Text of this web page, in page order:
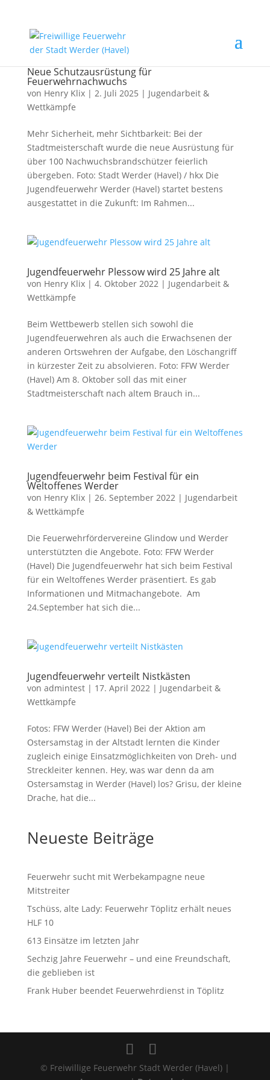
Neue Schutzausrüstung für
Feuerwehrnachwuchs
von Henry Klix| 2. Juli 2025 | Jugendarbeit &
Wettkämpfe
Mehr Sicherheit, mehr Sichtbarkeit: Bei der
Stadtmeisterschaft wurde die neue Ausrüstung für
über 100 Nachwuchsbrandschützer feierlich
übergeben. Foto: Stadt Werder (Havel) / hkx Die
Jugendfeuerwehr Werder (Havel) startet bestens
ausgestattet in die Zukunft: Im Rahmen...
Jugendfeuerwehr Plessow wird 25 Jahre alt
von Henry Klix| 4. Oktober 2022| Jugendarbeit &
Wettkämpfe
Beim Wettbewerb stellen sich sowohl die
Jugendfeuerwehren als auch die Erwachsenen der
anderen Ortswehren der Aufgabe, den Löschangriff
in kürzester Zeit zu absolvieren. Foto: FFW Werder
(Havel) Am 8. Oktober soll das mit einer
Stadtmeisterschaft nach altem Brauch in...
Jugendfeuerwehr beim Festival für ein
Weltoffenes Werder
von Henry Klix| 26. September 2022| Jugendarbeit
& Wettkämpfe
Die Feuerwehrfördervereine Glindow und Werder
unterstützten die Angebote. Foto: FFW Werder
(Havel) Die Jugendfeuerwehr hat sich beim Festival
für ein Weltoffenes Werder präsentiert. Es gab
Informationen und Mitmachangebote. Am
24.September hat sich die...
Jugendfeuerwehr verteilt Nistkästen
von admintest| 17. April 2022| Jugendarbeit &
Wettkämpfe
Fotos: FFW Werder (Havel) Bei der Aktion am
Ostersamstag in der Altstadt lernten die Kinder
zugleich einige Einsatzmöglichkeiten von Dreh- und
Streckleiter kennen. Hey, was war denn da am
Ostersamstag in Werder (Havel) los? Grisu, der kleine
Drache, hat die...
Neueste Beiträge
Feuerwehr sucht mit Werbekampagne neue
Mitstreiter
Tschüss, alte Lady: Feuerwehr Töplitz erhält neues
HLF 10
613 Einsätze im letzten Jahr
Sechzig Jahre Feuerwehr – und eine Freundschaft,
die geblieben ist
Frank Huber beendet Feuerwehrdienst in Töplitz
© Freiwillige Feuerwehr Stadt Werder (Havel) |